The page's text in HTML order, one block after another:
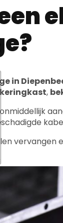
in
,
vervangen